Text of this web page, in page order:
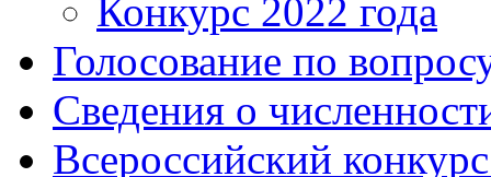
Конкурс 2022 года
Голосование по
Сведения о
Всероссийский